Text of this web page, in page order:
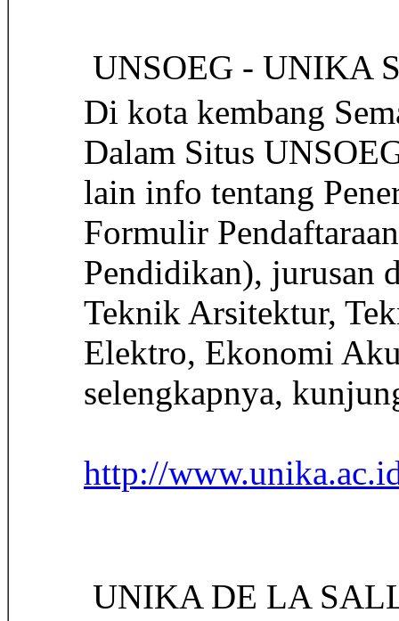
UNSOEG - UNIKA
Di kota kembang
Dalam Situs
lain info tentang
Formulir
Pendidikan), jurusan
Teknik Arsitektur,
Elektro, Ekonomi
selengkapnya,
http://
UNIKA DE LA